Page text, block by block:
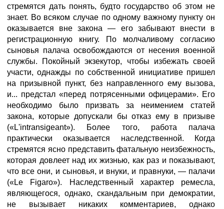
стремятся дать понять, будто государство об этом не
знает. Во всяком случае по одному важному пункту он
оказывается вне закона — его забывают внести в
регистрационную книгу. По молчаливому согласию
сыновья палача освобождаются от несения военной
службы. Покойный экзекутор, чтобы избежать своей
участи, однажды по собственной инициативе пришел
на призывной пункт, без направленного ему вызова,
и... предстал «перед потрясенными офицерами». Его
необходимо было призвать за неимением статей
закона, которые допускали бы отказ ему в призыве
(«L'intransigeant»). Более того, работа палача
практически оказывается наследственной. Когда
стремятся ясно представить фатальную неизбежность,
которая довлеет над их жизнью, как раз и показывают,
что все они, и сыновья, и внуки, и правнуки, — палачи
(«Le Figaro»). Наследственный характер ремесла,
являющегося, однако, скандальным при демократии,
не вызывает никаких комментариев, однако